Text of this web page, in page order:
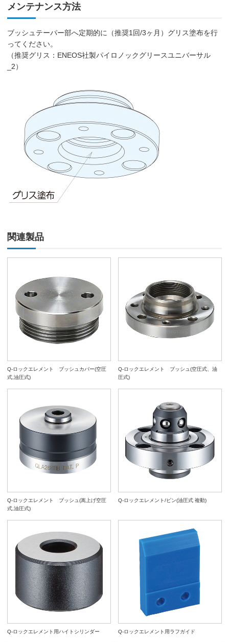
メンテナンス方法
ブッシュテーパー部へ定期的に（推奨1回/3ヶ月）グリス塗布を行
ってください。
（推奨グリス：ENEOS社製パイロノックグリースユニバーサル
_2）
関連製品
Q-ロックエレメント ブッシュカバー(空圧
式,油圧式)
Q-ロックエレメント ブッシュ(空圧式、油
圧式)
Q-ロックエレメント ブッシュ(嵩上げ空圧
式,油圧式)
Q-ロックエレメント/ピン(油圧式 複動)
Q-ロックエレメント用ハイトシリンダー Q-ロックエレメント用ラフガイド